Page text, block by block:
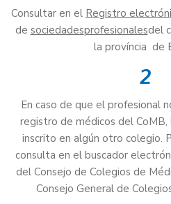
Consultar en el Registro
de sociedadesprofesionalesdel
la província de
2
En caso de que el profesional
registro de médicos del
inscrito en algún otro colegio.
consulta en el buscador
del Consejo de Colegios de
Consejo General de